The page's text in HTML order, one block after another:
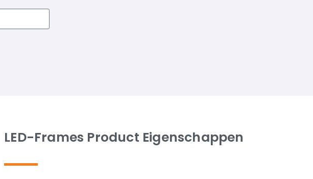
LED-Frames Product Eigenschappen